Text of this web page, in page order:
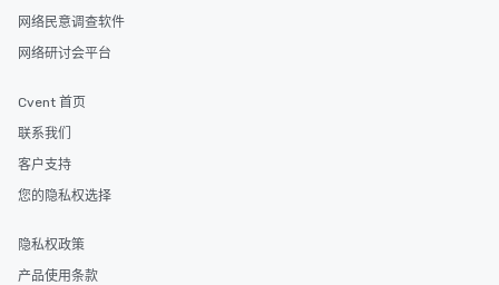
网络民意调查软件
网络研讨会平台
Cvent 首页
联系我们
客户支持
您的隐私权选择
隐私权政策
产品使用条款